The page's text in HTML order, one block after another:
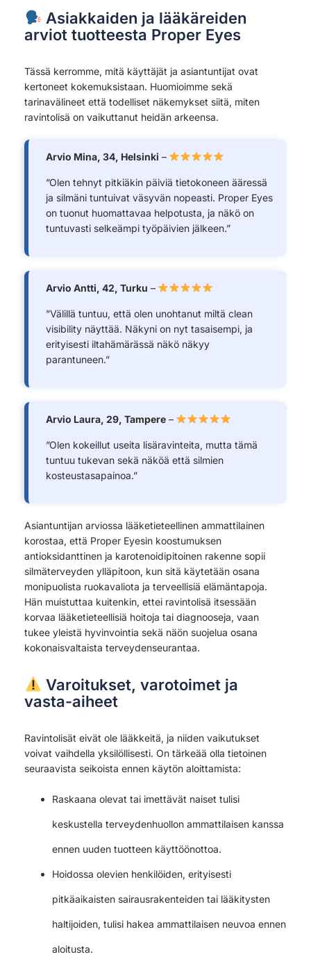
Asiakkaiden ja lääkäreiden
arviot tuotteesta Proper Eyes
Tässä kerromme, mitä käyttäjät ja asiantuntijat ovat
kertoneet kokemuksistaan. Huomioimme sekä
tarinavälineet että todelliset näkemykset siitä, miten
ravintolisä on vaikuttanut heidän arkeensa.
Arvio Mina, 34, Helsinki –
”Olen tehnyt pitkiäkin päiviä tietokoneen ääressä
ja silmäni tuntuivat väsyvän nopeasti. Proper Eyes
on tuonut huomattavaa helpotusta, ja näkö on
tuntuvasti selkeämpi työpäivien jälkeen.”
Arvio Antti, 42, Turku –
”Välillä tuntuu, että olen unohtanut miltä clean
visibility näyttää. Näkyni on nyt tasaisempi, ja
erityisesti iltahämärässä näkö näkyy
parantuneen.”
Arvio Laura, 29, Tampere–
”Olen kokeillut useita lisäravinteita, mutta tämä
tuntuu tukevan sekä näköä että silmien
kosteustasapainoa.”
Asiantuntijan arviossa lääketieteellinen ammattilainen
korostaa, että Proper Eyesin koostumuksen
antioksidanttinen ja karotenoidipitoinen rakenne sopii
silmäterveyden ylläpitoon, kun sitä käytetään osana
monipuolista ruokavaliota ja terveellisiä elämäntapoja.
Hän muistuttaa kuitenkin, ettei ravintolisä itsessään
korvaa lääketieteellisiä hoitoja tai diagnooseja, vaan
tukee yleistä hyvinvointia sekä näön suojelua osana
kokonaisvaltaista terveydenseurantaa.
Varoitukset, varotoimet ja
vasta-aiheet
Ravintolisät eivät ole lääkkeitä, ja niiden vaikutukset
voivat vaihdella yksilöllisesti. On tärkeää olla tietoinen
seuraavista seikoista ennen käytön aloittamista:
Raskaana olevat tai imettävät naiset tulisi
keskustella terveydenhuollon ammattilaisen kanssa
ennen uuden tuotteen käyttöönottoa.
Hoidossa olevien henkilöiden, erityisesti
pitkäaikaisten sairausrakenteiden tai lääkitysten
haltijoiden, tulisi hakea ammattilaisen neuvoa ennen
aloitusta.